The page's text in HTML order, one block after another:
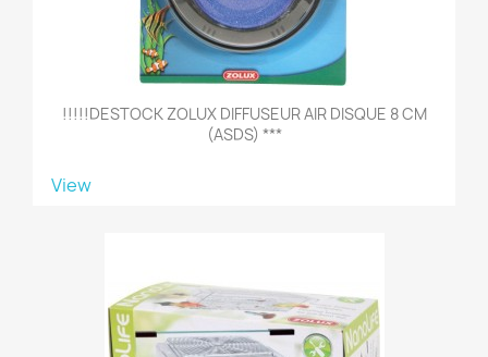
!!!!!DESTOCK ZOLUX DIFFUSEUR AIR DISQUE 8 CM
(ASDS) ***
View